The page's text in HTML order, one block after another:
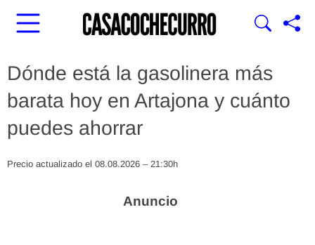
Dónde está la gasolinera más
barata hoy en Artajona y cuánto
puedes ahorrar
Precio actualizado el 08.08.2026 – 21:30h